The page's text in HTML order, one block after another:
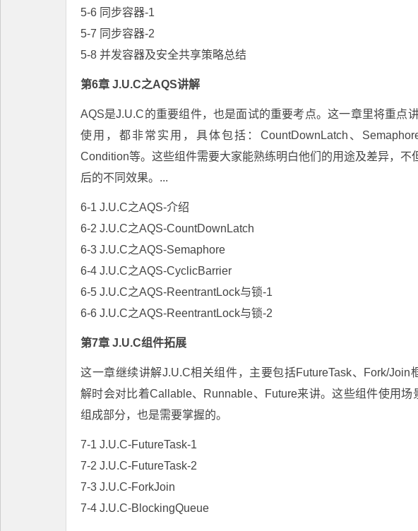
5-6 同步容器-1
5-7 同步容器-2
5-8 并发容器及安全共享策略总结
第6章 J.U.C之AQS讲解
AQS是J.U.C的重要组件，也是面试的重要考点。这一章里将重点
使用，都非常实用，具体包括：CountDownLatch、
Condition等。这些组件需要大家能熟练明白他们的用途及差异，不
后的不同效果。...
6-1 J.U.C之AQS-介绍
6-2 J.U.C之AQS-CountDownLatch
6-3 J.U.C之AQS-Semaphore
6-4 J.U.C之AQS-CyclicBarrier
6-5 J.U.C之AQS-ReentrantLock与锁-1
6-6 J.U.C之AQS-ReentrantLock与锁-2
第7章 J.U.C组件拓展
这一章继续讲解J.U.C相关组件，主要包括FutureTask、Fork/Join
解时会对比着Callable、Runnable、Future来讲。这些组件使用
组成部分，也是需要掌握的。
7-1 J.U.C-FutureTask-1
7-2 J.U.C-FutureTask-2
7-3 J.U.C-ForkJoin
7-4 J.U.C-BlockingQueue